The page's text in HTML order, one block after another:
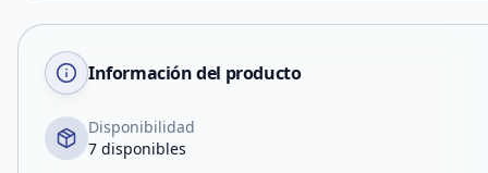
Información del producto
Disponibilidad
7 disponibles